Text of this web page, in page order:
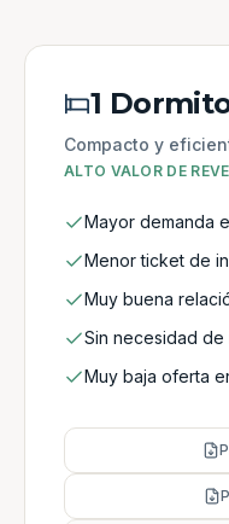
1
Compacto y
ALTO VALOR DE
Mayor demanda
Menor ticket de
Muy buena
Sin necesidad
Muy baja oferta